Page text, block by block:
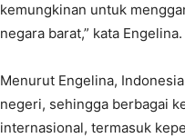
kemungkinan untuk
negara barat,” kata Engelina.
Menurut Engelina,
negeri, sehingga berbagai
internasional, termasuk